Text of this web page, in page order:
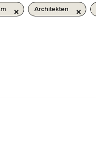
Architekten